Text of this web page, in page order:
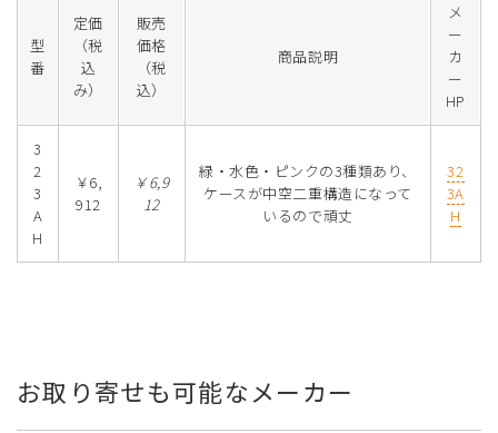
型
番
定価
（税
込
み）
販売
価格
（税
込）
商品説明
メ
ー
カ
ー
HP
3
2
3
A
H
￥6,
912
￥6,9
12
緑・水色・ピンクの3種類あり、
ケースが中空二重構造になって
いるので頑丈
32
3A
H
お取り寄せも可能なメーカー